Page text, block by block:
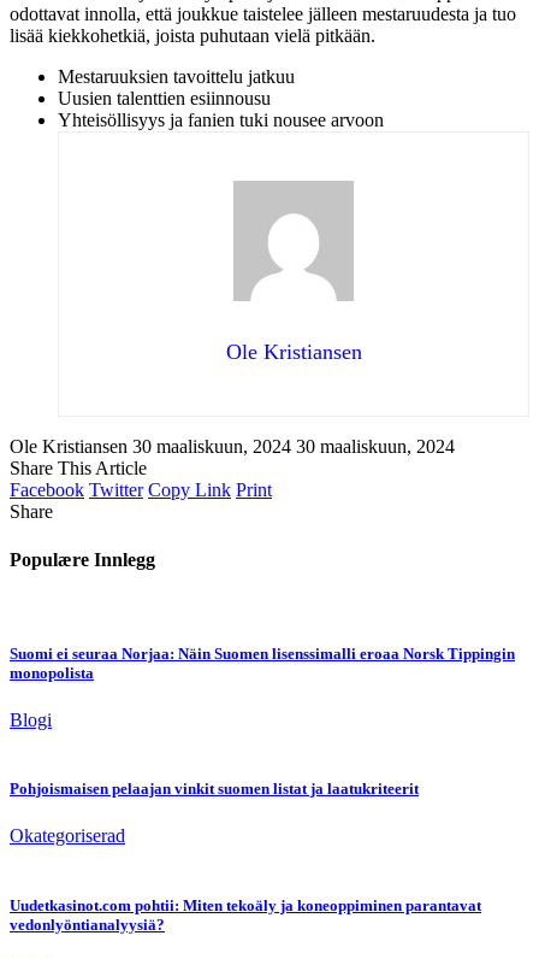
odottavat innolla, että joukkue taistelee jälleen mestaruudesta ja tuo
lisää kiekkohetkiä, joista puhutaan vielä pitkään.
Mestaruuksien tavoittelu jatkuu
Uusien talenttien esiinnousu
Yhteisöllisyys ja fanien tuki nousee arvoon
Ole Kristiansen
Ole Kristiansen 30 maaliskuun, 2024 30 maaliskuun, 2024
Share This Article
Facebook Twitter Copy Link Print
Share
Populære Innlegg
Suomi ei seuraa Norjaa: Näin Suomen lisenssimalli eroaa Norsk Tippingin
monopolista
Blogi
Pohjoismaisen pelaajan vinkit suomen listat ja laatukriteerit
Okategoriserad
Uudetkasinot.com pohtii: Miten tekoäly ja koneoppiminen parantavat
vedonlyöntianalyysiä?